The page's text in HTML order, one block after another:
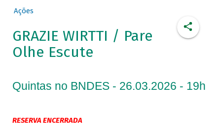
Ações
GRAZIE WIRTTI / Pare
Olhe Escute
Quintas no BNDES - 26.03.2026 - 19h
RESERVA ENCERRADA